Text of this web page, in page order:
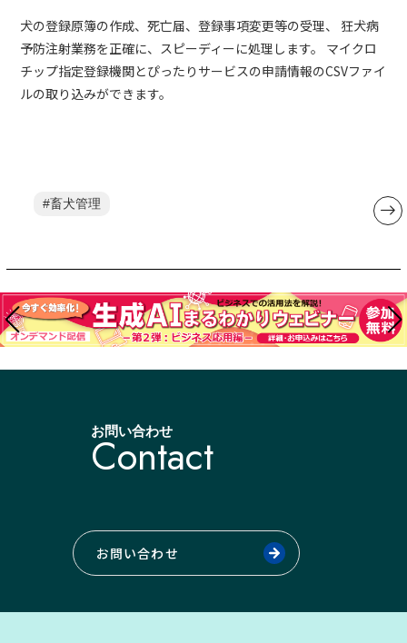
犬の登録原簿の作成、死亡届、登録事項変更等の受理、 狂犬病
予防注射業務を正確に、スピーディーに処理します。 マイクロ
チップ指定登録機関とぴったりサービスの申請情報のCSVファイ
ルの取り込みができます。
畜犬管理
お問い合わせ
Contact
お問い合わせ